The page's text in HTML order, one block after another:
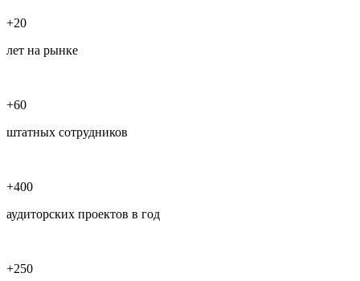
+20
лет на рынке
+60
штатных сотрудников
+400
аудиторских проектов в год
+250